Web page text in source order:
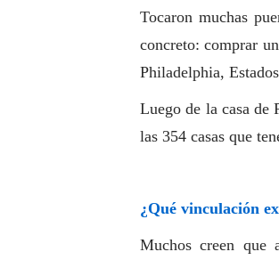
Tocaron muchas
concreto: comprar
Philadelphia,
Luego de la casa de
las 354 casas que
¿Qué vinculación
Muchos creen que